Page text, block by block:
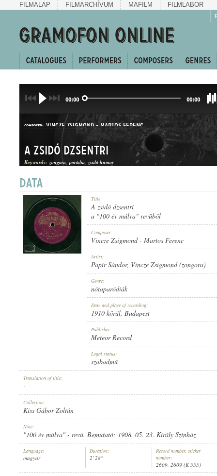
FILMALAP FILMARCHÍVUM MAFILM FILMLABOR
00:00 00:00
COMPOSER: VINCZE ZSIGMOND-MARTOS FERENC
NÓTAPARÓDIÁK
METEOR RECORD
2609
A zsidó dzsentri
Keywords: zongora paródia zsidó humor
Title
A zsidó dzsentri
a "100 év múlva" revüből
Composer:
Vincze Zsigmond- Martos Ferenc
Artist:
Papír Sándor, Vincze Zsigmond (zongora)
Genre:
nótaparódiák
Date and place of recording:
1910 körül, Budapest
Publisher:
Meteor Record
Legal status:
szabadmű
Translation of title:
-
Collection:
Kiss Gábor Zoltán
Note:
"100 év múlva" - revü. Bemutató: 1908. 05. 23. Király Színház
Language:
magyar
Duration:
2' 28"
Record number, sticker
number:
2609, 2609 (K 555)